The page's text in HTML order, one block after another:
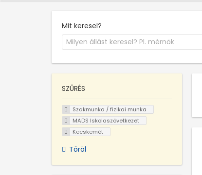
Mit keresel?
SZŰRÉS
Szakmunka / fizikai munka
MADS Iskolaszövetkezet
Kecskemét
Töröl